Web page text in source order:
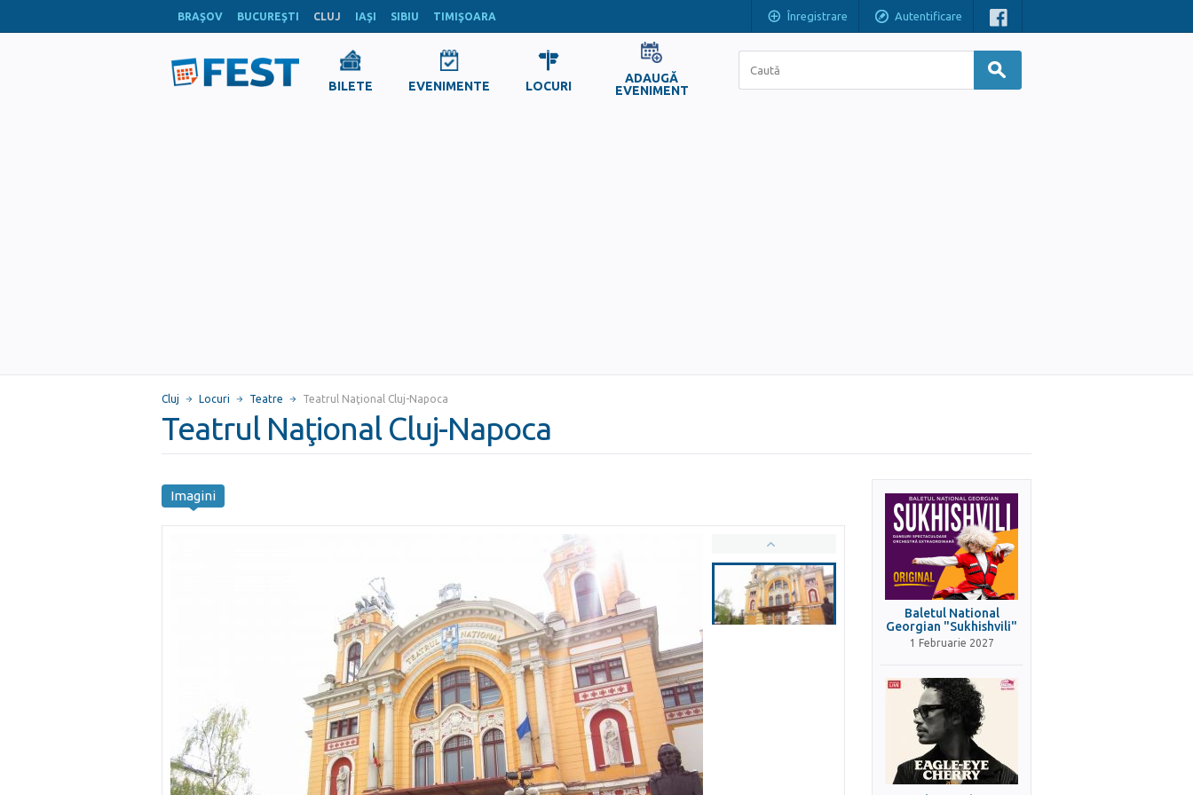
BRAŞOV BUCUREŞTI CLUJ IAŞI SIBIU TIMIŞOARA Înregistrare Autentificare
BILETE EVENIMENTE LOCURI
ADAUGĂ
EVENIMENT
Cluj Locuri Teatre Teatrul Naţional Cluj-Napoca
Teatrul Naţional Cluj-Napoca
Imagini
Baletul National
Georgian "Sukhishvili"
1 Februarie 2027